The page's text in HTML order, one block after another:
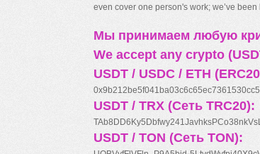
even cover one person's work; we’ve
Мы принимаем любую
We accept any crypto
USDT / USDC / ETH
USDT / TRX (Сеть TRC20):
USDT / TON (Сеть TON):